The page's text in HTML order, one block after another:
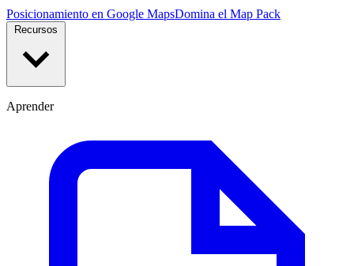
Posicionamiento en Google MapsDomina el Map Pack
Aprender